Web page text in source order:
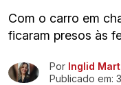
Com o carro em
ficaram presos às
Ir direto pra matéria
Por Inglid
Publicado em: